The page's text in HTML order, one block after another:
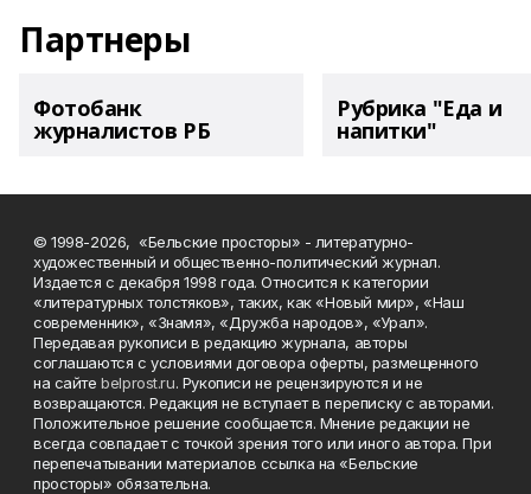
Партнеры
Фотобанк
журналистов РБ
Рубрика "Еда и
напитки"
© 1998-2026, «Бельские просторы» - литературно-
художественный и общественно-политический журнал.
Издается с декабря 1998 года. Относится к категории
«литературных толстяков», таких, как «Новый мир», «Наш
современник», «Знамя», «Дружба народов», «Урал».
Передавая рукописи в редакцию журнала, авторы
соглашаются с условиями договора оферты, размещенного
на сайтеbelprost.ru. Рукописи не рецензируются и не
возвращаются. Редакция не вступает в переписку с авторами.
Положительное решение сообщается. Мнение редакции не
всегда совпадает с точкой зрения того или иного автора. При
перепечатывании материалов ссылка на «Бельские
просторы» обязательна.